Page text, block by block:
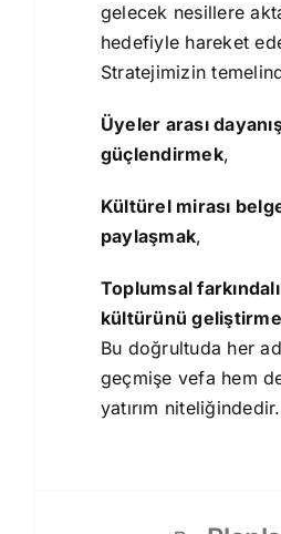
gelecek nesillere
hedefiyle hareket
Stratejimizin
Üyeler arası
güçlendirmek,
Kültürel mirası
paylaşmak,
Toplumsal
kültürünü
Bu doğrultuda her
geçmişe vefa hem
yatırım niteliğindedir.